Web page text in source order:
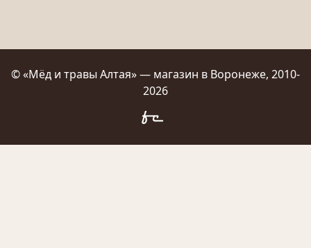
© «Мёд и травы Алтая» — магазин в Воронеже, 2010-
2026